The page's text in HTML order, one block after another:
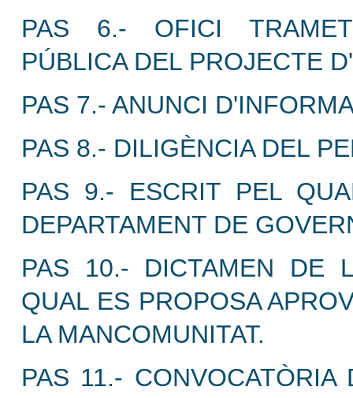
PAS 6.- OFICI
PÚBLICA DEL PROJECTE
PAS 7.- ANUNCI
PAS 8.- DILIGÈNCIA DEL
PAS 9.- ESCRIT PEL
DEPARTAMENT DE
PAS 10.- DICTAMEN DE
QUAL ES PROPOSA
LA MANCOMUNITAT.
PAS 11.-